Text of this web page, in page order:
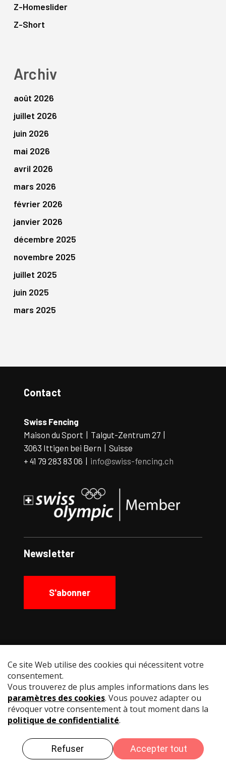
Z-Homeslider
Z-Short
Archiv
août 2026
juillet 2026
juin 2026
mai 2026
avril 2026
mars 2026
février 2026
janvier 2026
décembre 2025
novembre 2025
juillet 2025
juin 2025
mars 2025
Contact
Swiss Fencing
Maison du Sport | Talgut-Zentrum 27 |
3063 Ittigen bei Bern | Suisse
+ 41 79 283 83 06 | info@swiss-fencing.ch
Newsletter
S'abonner
Instagram
LinkedIn
confidentialité
Conditions d’utilisation